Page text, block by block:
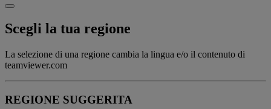
Scegli la tua regione
La selezione di una regione cambia la lingua e/o il contenuto di
teamviewer.com
REGIONE SUGGERITA